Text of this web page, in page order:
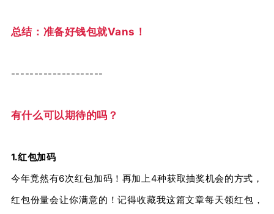
总结：准备好钱包就Vans！
--------------------
有什么可以期待的吗？
1.红包加码
今年竟然有6次红包加码！再加上4种获取抽奖机会的方式，
红包份量会让你满意的！记得收藏我这篇文章每天领红包，